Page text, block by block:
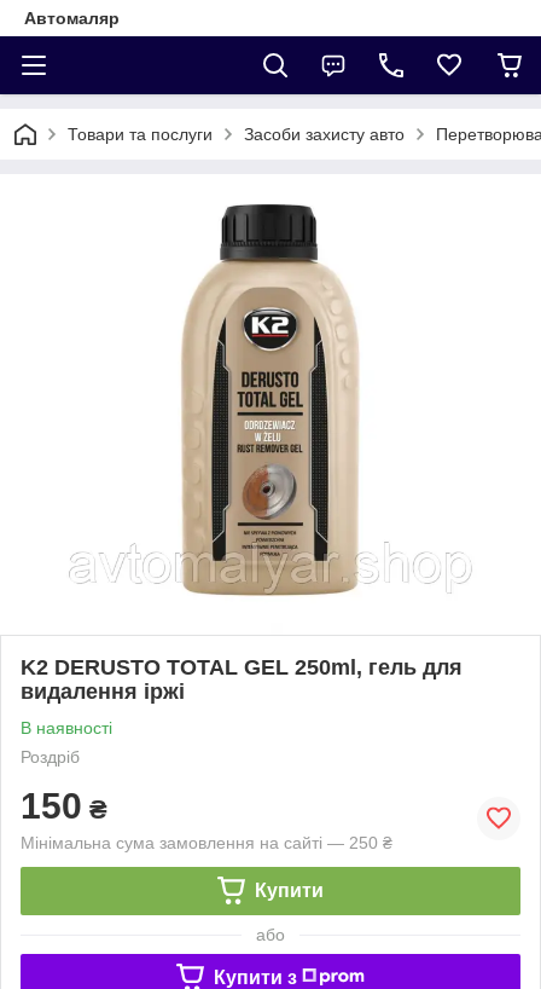
Автомаляр
Товари та послуги Засоби захисту авто
K2 DERUSTO TOTAL GEL 250ml, гель для
видалення іржі
В наявності
Роздріб
150 ₴
Мінімальна сума замовлення на сайті — 250 ₴
Купити
або
Купити з